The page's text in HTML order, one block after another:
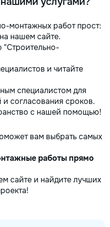
монтажных работ прост:
нашем сайте.
"Строительно-
и читайте
специалистом для
согласования сроков.
с нашей помощью!
вам выбрать самых
работы прямо
сайте и найдите лучших